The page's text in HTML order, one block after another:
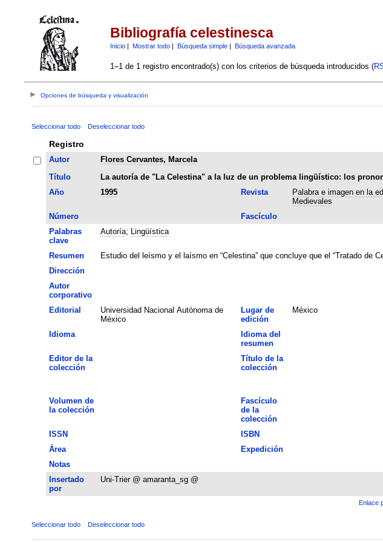
Bibliografía celestinesca
Inicio| Mostrar todo| Búsqueda simple| Búsqueda avanzada
1–1 de 1 registro encontrado(s) con los criterios de búsqueda introducidos (
Opciones de búsqueda y visualización
Seleccionar todo Deseleccionar todo
Registro
Autor
Flores Cervantes, Marcela
Título
La autoría de "La Celestina" a la luz de un problema lingüístico: los
Año
1995 Revista
Palabra e imagen en la
Medievales
Número Fascículo
Palabras
clave
Autoría; Lingüística
Resumen
Estudio del leísmo y el laísmo en “Celestina” que concluye que el “Tratado de
Dirección
Autor
corporativo
Editorial
Universidad Nacional Autónoma de
México
Lugar de
edición
México
Idioma
Idioma del
resumen
Editor de la
colección
Título de la
colección
Volumen de
la colección
Fascículo
de la
colección
ISSN ISBN
Área
Expedición
Notas
Insertado
por
Uni-Trier @ amaranta_sg @
Enlace
Seleccionar todo Deseleccionar todo